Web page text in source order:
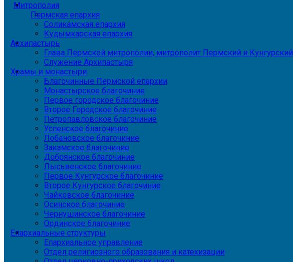
Митрополия
Пермская епархия
Соликамская епархия
Кудымкарская епархия
Архипастырь
Глава Пермской митрополии, митрополит Пермский и Кунгурский
Служение Архипастыря
Храмы и монастыри
Благочинные Пермской епархии
Монастырское благочиние
Первое городское благочиние
Второе Городское благочиние
Петропавловское благочиние
Успенское благочиние
Лобановское благочиние
Закамское благочиние
Добрянское благочиние
Лысьвенское благочиние
Первое Кунгурское благочиние
Второе Кунгурское благочиние
Чайковское благочиние
Осинское благочиние
Чернушинское благочиние
Ординское благочиние
Епархиальные структуры
Епархиальное управление
Отдел религиозного образования и катехизации